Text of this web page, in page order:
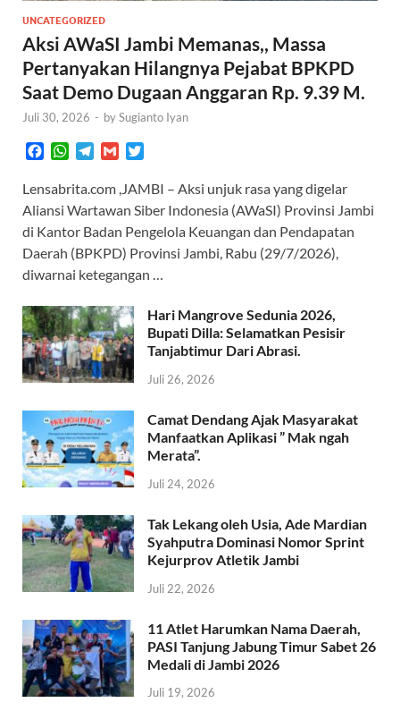
UNCATEGORIZED
Aksi AWaSI Jambi Memanas,, Massa
Pertanyakan Hilangnya Pejabat BPKPD
Saat Demo Dugaan Anggaran Rp. 9.39 M.
Juli 30, 2026 - bySugianto Iyan
c
e
o
o
k
W
a
t
A
p
p
l
e
r
a
m
G
a
i
i
t
e
r
Lensabrita.com ,JAMBI – Aksi unjuk rasa yang digelar
Aliansi Wartawan Siber Indonesia (AWaSI) Provinsi Jambi
di Kantor Badan Pengelola Keuangan dan Pendapatan
Daerah (BPKPD) Provinsi Jambi, Rabu (29/7/2026),
diwarnai ketegangan …
Hari Mangrove Sedunia 2026,
Bupati Dilla: Selamatkan Pesisir
Tanjabtimur Dari Abrasi.
Juli 26, 2026
Camat Dendang Ajak Masyarakat
Manfaatkan Aplikasi ” Mak ngah
Merata”.
Juli 24, 2026
Tak Lekang oleh Usia, Ade Mardian
Syahputra Dominasi Nomor Sprint
Kejurprov Atletik Jambi
Juli 22, 2026
11 Atlet Harumkan Nama Daerah,
PASI Tanjung Jabung Timur Sabet 26
Medali di Jambi 2026
Juli 19, 2026